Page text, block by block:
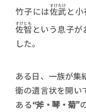
竹子には佐武
すけたけ と
佐智
すけとも という息子
した。
ある日、一族が集
衛の遺言状を開い
ある“斧・琴・菊”